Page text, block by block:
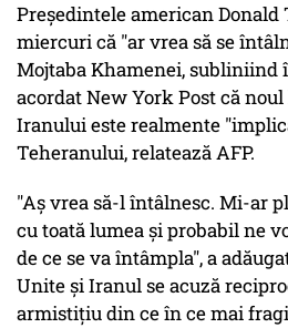
Preşedintele american Donald
miercuri că "ar vrea să se
Mojtaba Khamenei,
acordat New York Post că
Iranului este realmente
Teheranului, relatează AFP.
"Aş vrea să-l întâlnesc. Mi-ar
cu toată lumea şi probabil ne
de ce se va întâmpla", a
Unite şi Iranul se acuză
armistiţiu din ce în ce mai